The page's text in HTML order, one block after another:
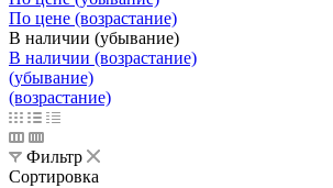
По цене (возрастание)
В наличии (убывание)
В наличии (возрастание)
(убывание)
(возрастание)
Фильтр
Сортировка